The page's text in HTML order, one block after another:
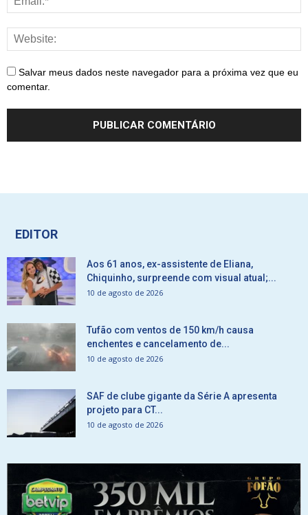
Salvar meus dados neste navegador para a próxima vez que eu
comentar.
EDITOR
Aos 61 anos, ex-assistente de Eliana,
Chiquinho, surpreende com visual atual;...
10 de agosto de 2026
Tufão com ventos de 150 km/h causa
enchentes e cancelamento de...
10 de agosto de 2026
SAF de clube gigante da Série A apresenta
projeto para CT...
10 de agosto de 2026